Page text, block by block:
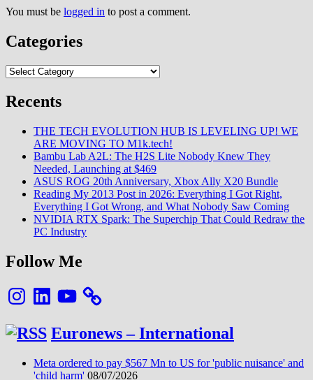
You must be logged in to post a comment.
Categories
Categories
Recents
THE TECH EVOLUTION HUB IS LEVELING UP! WE
ARE MOVING TO M1k.tech!
Bambu Lab A2L: The H2S Lite Nobody Knew They
Needed, Launching at $469
ASUS ROG 20th Anniversary, Xbox Ally X20 Bundle
Reading My 2013 Post in 2026: Everything I Got Right,
Everything I Got Wrong, and What Nobody Saw Coming
NVIDIA RTX Spark: The Superchip That Could Redraw the
PC Industry
Follow Me
InstagramLinkedInYouTube
Euronews – International
Meta ordered to pay $567 Mn to US for 'public nuisance' and
'child harm' 08/07/2026